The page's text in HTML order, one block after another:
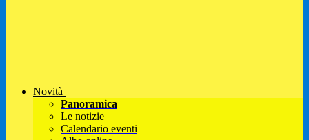
Novità
Panoramica
Le notizie
Calendario eventi